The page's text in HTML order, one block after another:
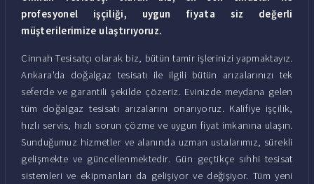
profesyonel işçiliği, uygun fiyata siz değerli
müşterilerimize ulaştırıyoruz.
Cinnah Tesisatçı olarak biz, bütün tamir işlerinizi yapmaktayız.
Ankara'da doğalgaz tesisatı ile ilgili bütün arızalarınızı tek
seferde ve garantili şekilde çözeriz. Evinizde meydana gelen
tüm doğalgaz tesisatı arızalarını onarıyoruz. Kalifiye işçilik,
hızlı servis, hızlı sorun çözme ve uygun fiyat imkanına ulaşın.
Sunduğumuz hizmetler ve alanında uzman ustalarımız, sürekli
gelişmekte ve güncellenmektedir. Gün geçtikçe sıhhi tesisat
sistemleri ve ekipmanları da gelişiyor ve değişiyor. Tüm yeni